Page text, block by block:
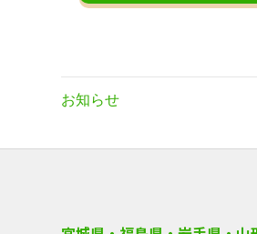
お知らせ